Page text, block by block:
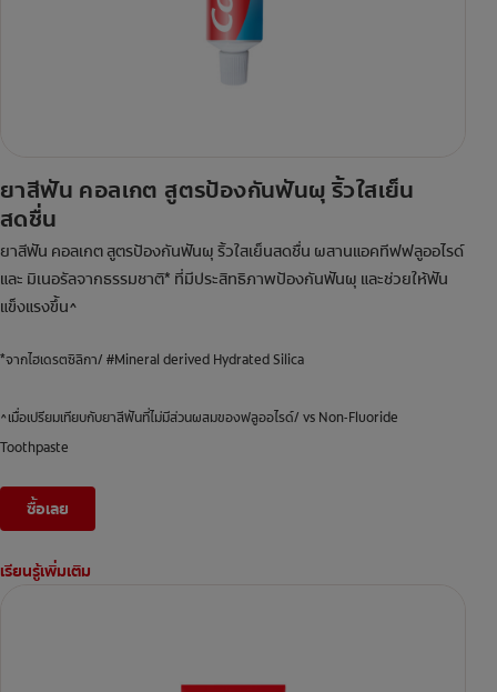
ยาสีฟัน คอลเกต สูตรป้องกันฟันผุ ริ้วใสเย็น
สดชื่น
ยาสีฟัน คอลเกต สูตรป้องกันฟันผุ ริ้วใสเย็นสดชื่น ผสานแอคทีฟฟลูออไรด์
และ มิเนอรัลจากธรรมชาติ* ที่มีประสิทธิภาพป้องกันฟันผุ และช่วยให้ฟัน
แข็งแรงขึ้น^
*จากไฮเดรตซิลิกา/ #Mineral derived Hydrated Silica
^เมื่อเปรียมเทียบกับยาสีฟันที่ไม่มีส่วนผสมของฟลูออไรด์/ vs Non-Fluoride
Toothpaste
ซื้อเลย
เรียนรู้เพิ่มเติม